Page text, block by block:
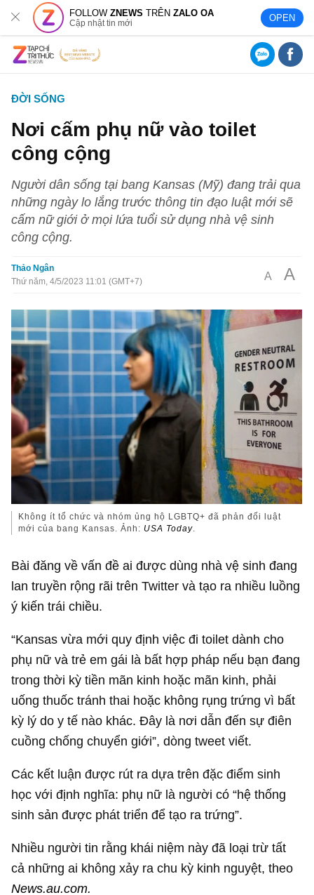
FOLLOWZNEWS TRÊNZALO OA
Cập nhật tin mới OPEN
ĐỜI SỐNG
Nơi cấm phụ nữ vào toilet
công cộng
Người dân sống tại bang Kansas (Mỹ) đang trải qua
những ngày lo lắng trước thông tin đạo luật mới sẽ
cấm nữ giới ở mọi lứa tuổi sử dụng nhà vệ sinh
công cộng.
Thảo Ngân
Thứ năm, 4/5/2023 11:01 (GMT+7)
A A
Không ít tổ chức và nhóm ủng hộ LGBTQ+ đã phản đối luật
mới của bang Kansas. Ảnh: USA Today.
Bài đăng về vấn đề ai được dùng nhà vệ sinh đang
lan truyền rộng rãi trên Twitter và tạo ra nhiều luồng
ý kiến trái chiều.
“Kansas vừa mới quy định việc đi toilet dành cho
phụ nữ và trẻ em gái là bất hợp pháp nếu bạn đang
trong thời kỳ tiền mãn kinh hoặc mãn kinh, phải
uống thuốc tránh thai hoặc không rụng trứng vì bất
kỳ lý do y tế nào khác. Đây là nơi dẫn đến sự điên
cuồng chống chuyển giới”, dòng tweet viết.
Các kết luận được rút ra dựa trên đặc điểm sinh
học với định nghĩa: phụ nữ là người có “hệ thống
sinh sản được phát triển để tạo ra trứng”.
Nhiều người tin rằng khái niệm này đã loại trừ tất
cả những ai không xảy ra chu kỳ kinh nguyệt, theo
News.au.com.